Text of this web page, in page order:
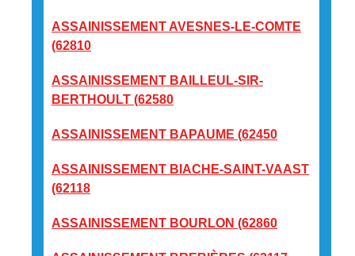
ASSAINISSEMENT AVESNES-LE-COMTE
(62810
ASSAINISSEMENT BAILLEUL-SIR-
BERTHOULT (62580
ASSAINISSEMENT BAPAUME (62450
ASSAINISSEMENT BIACHE-SAINT-VAAST
(62118
ASSAINISSEMENT BOURLON (62860